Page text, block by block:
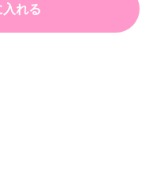
入れる